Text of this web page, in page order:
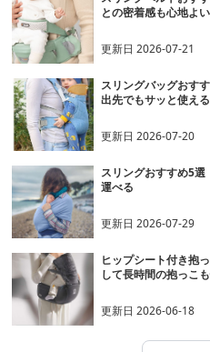
との密着感も心地よい
更新日2026-07-21
スリングバッグおす
出先でもサッと使える
更新日2026-07-20
スリングおすすめ5
運べる
更新日2026-07-29
ヒップシート付き抱
して長時間の抱っこ
更新日2026-06-18